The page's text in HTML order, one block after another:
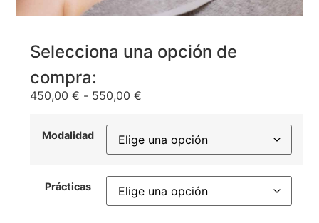
Selecciona una opción de
compra:
450,00€ - 550,00€
Modalidad
Prácticas